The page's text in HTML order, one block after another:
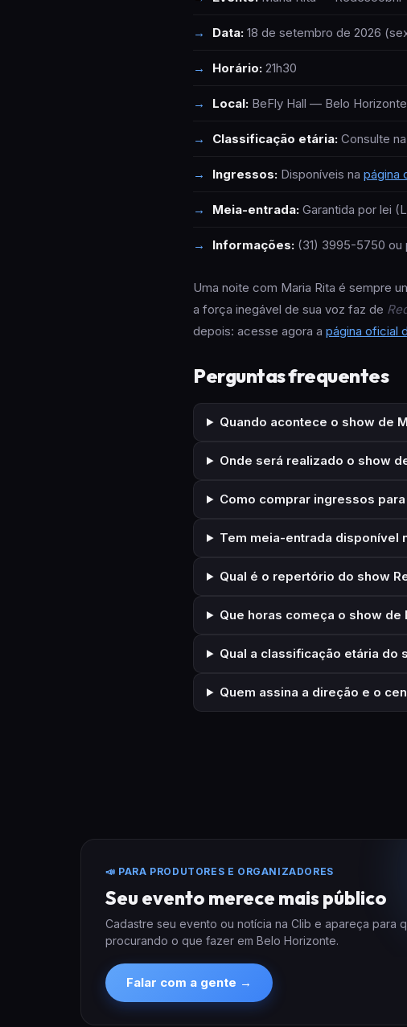
Data: 18 de setembro de 2026
Horário: 21h30
Local: BeFly Hall — Belo
Classificação etária: Consulte
Ingressos: Disponíveis na página
Meia-entrada: Garantida por lei
Informações: (31) 3995-5750 ou
Uma noite com Maria Rita é sempre
a força inegável de sua voz faz de
depois: acesse agora a página oficial
Perguntas frequentes
Quando acontece o show de
Onde será realizado o show
Como comprar ingressos
Tem meia-entrada disponível
Qual é o repertório do show
Que horas começa o show de
Qual a classificação etária do
Quem assina a direção e o
📣 PARA PRODUTORES E ORGANIZADORES
Seu evento merece mais público
Cadastre seu evento ou notícia na Clib e apareça para
procurando o que fazer em Belo Horizonte.
Falar com a gente →